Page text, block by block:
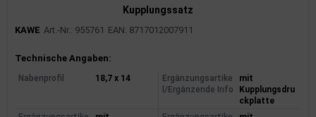
Kupplungssatz
KAWE Art.-Nr.: 955761 EAN: 8717012007911
Produktinformationen
Technische Angaben:
Nabenprofil 18,7 x 14
Ergänzungsartike
l/Ergänzende Info
mit
Kupplungsdru
ckplatte